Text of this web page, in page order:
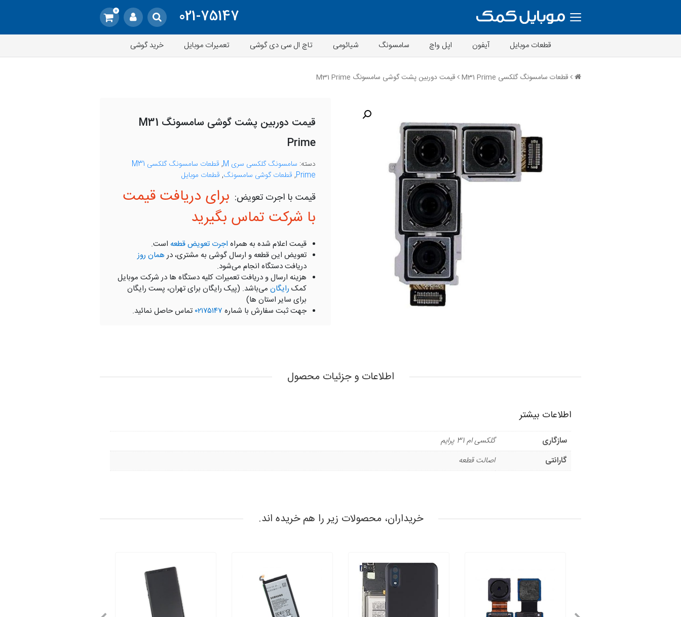
021-75147
0
قطعات موبایل آیفون اپل واچ سامسونگ شیائومی تاچ ال سی دی گوشی تعمیرات موبایل خرید گوشی
قطعات سامسونگ گلکسی M31 Prime قیمت دوربین پشت گوشی سامسونگ M31 Prime
قیمت دوربین پشت گوشی سامسونگ M31
Prime
دسته: سامسونگ گلکسی سری M ,
قطعات سامسونگ گلکسی M31
Prime
, قطعات گوشی سامسونگ, قطعات موبایل
برای دریافت قیمت
با شرکت تماس بگیرید
قیمت اعلام شده به همراه اجرت تعویض قطعه است.
تعویض این قطعه و ارسال گوشی به مشتری، درهمان روز
دریافت دستگاه انجام می‌شود.
هزینه ارسال و دریافت تعمیرات کلیه دستگاه ها در شرکت موبایل
کمک رایگان می‌باشد. (پیک رایگان برای تهران، پست رایگان
برای سایر استان ها)
جهت ثبت سفارش با شماره ۰۲۱۷۵۱۴۷ تماس حاصل نمائید.
اطلاعات و جزئیات محصول
اطلاعات بیشتر
سازگاری
گلکسی ام 31 پرایم
گارانتی
اصالت قطعه
خریداران، محصولات زیر را هم خریده اند.